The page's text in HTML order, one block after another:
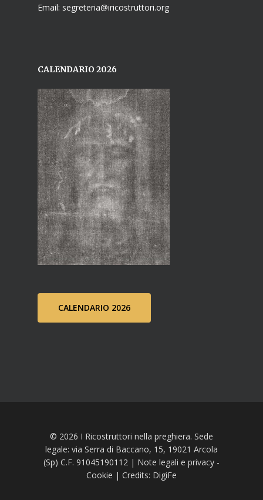
Email: segreteria@iricostruttori.org
CALENDARIO 2026
CALENDARIO 2026
© 2026 I Ricostruttori nella preghiera. Sede
legale: via Serra di Baccano, 15, 19021 Arcola
(Sp) C.F. 91045190112 | Note legali e privacy -
Cookie | Credits: DigiFe